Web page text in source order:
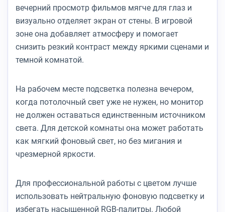
вечерний просмотр фильмов мягче для глаз и
визуально отделяет экран от стены. В игровой
зоне она добавляет атмосферу и помогает
снизить резкий контраст между яркими сценами и
темной комнатой.
На рабочем месте подсветка полезна вечером,
когда потолочный свет уже не нужен, но монитор
не должен оставаться единственным источником
света. Для детской комнаты она может работать
как мягкий фоновый свет, но без мигания и
чрезмерной яркости.
Для профессиональной работы с цветом лучше
использовать нейтральную фоновую подсветку и
избегать насыщенной RGB-палитры. Любой